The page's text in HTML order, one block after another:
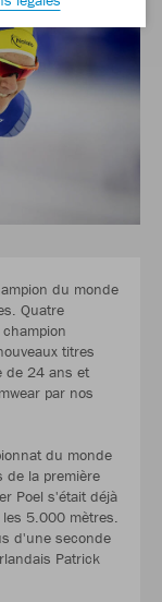
du monde
Quatre
titres
de 24 ans et
par nos
du monde
de la première
Poel s'était déjà
5.000 mètres.
d'une seconde
Patrick